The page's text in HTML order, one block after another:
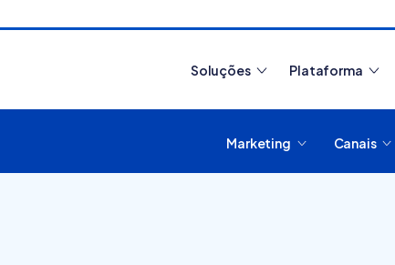
Soluções Plataforma
Marketing Canais